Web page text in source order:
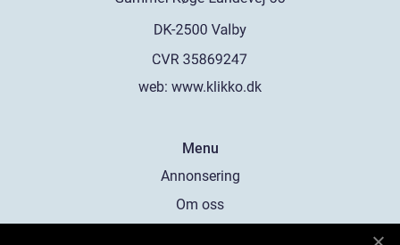
web: www.klikko.dk
Menu
Annonsering
Om oss